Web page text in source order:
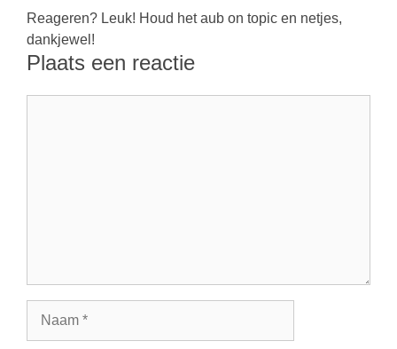
Reageren? Leuk! Houd het aub on topic en netjes,
dankjewel!
Plaats een reactie